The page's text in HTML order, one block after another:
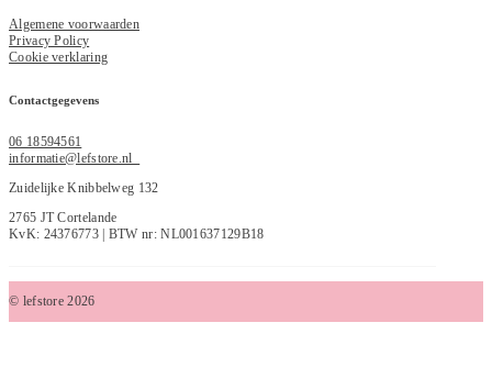
Algemene voorwaarden
Privacy Policy
Cookie verklaring
Contactgegevens
06 18594561
informatie@lefstore.nl
Zuidelijke Knibbelweg 132
2765 JT Cortelande
KvK: 24376773 | BTW nr: NL001637129B18
© lefstore 2026